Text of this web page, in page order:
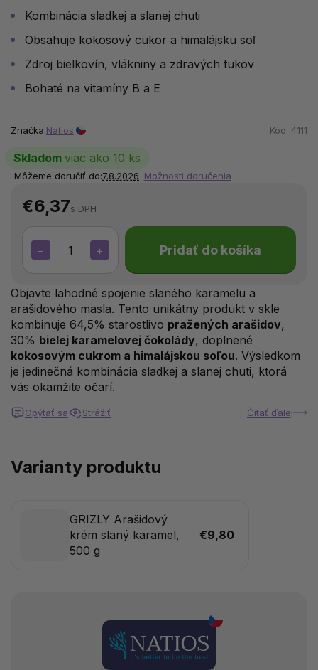
€6,37s DPH
+
− Pridať do košíka
Objavte lahodné spojenie slaného karamelu a
arašidového masla. Tento unikátny produkt v skle
kombinuje 64,5% starostlivo pražených arašidov,
30% bielej karamelovej čokolády, doplnené
kokosovým cukrom a himalájskou soľou. Výsledkom
je jedinečná kombinácia sladkej a slanej chuti, ktorá
vás okamžite očarí.
Čítať ďalej
Opýtať sa Strážiť
Kombinácia sladkej a slanej chuti
Obsahuje kokosový cukor a himalájsku soľ
Zdroj bielkovín, vlákniny a zdravých tukov
Bohaté na vitamíny B a E
Značka:Natios Kód: 4111
Skladom viac ako 10 ks
Môžeme doručiť do:7.8.2026 Možnosti doručenia
Varianty produktu
GRIZLY Arašidový
krém slaný karamel,
500 g
€9,80